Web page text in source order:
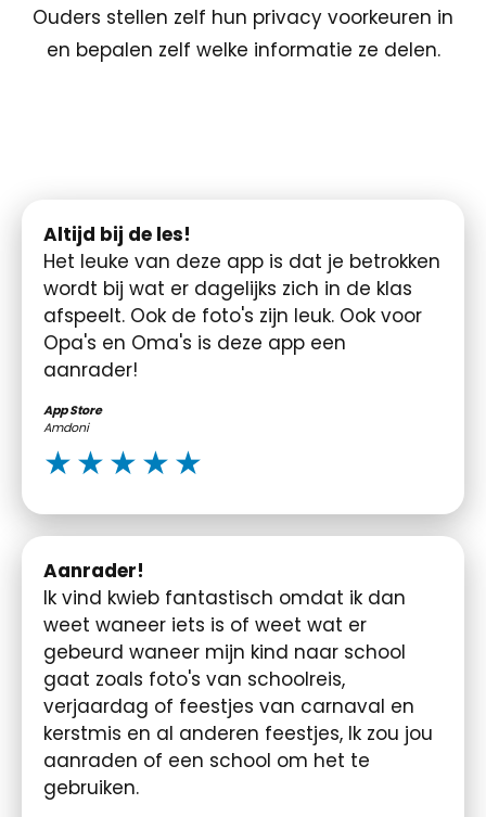
Ouders stellen zelf hun privacy voorkeuren in
en bepalen zelf welke informatie ze delen.
Altijd bij de les!
Het leuke van deze app is dat je betrokken
wordt bij wat er dagelijks zich in de klas
afspeelt. Ook de foto's zijn leuk. Ook voor
Opa's en Oma's is deze app een
aanrader!
App Store
Amdoni
Aanrader!
Ik vind kwieb fantastisch omdat ik dan
weet waneer iets is of weet wat er
gebeurd waneer mijn kind naar school
gaat zoals foto's van schoolreis,
verjaardag of feestjes van carnaval en
kerstmis en al anderen feestjes, Ik zou jou
aanraden of een school om het te
gebruiken.